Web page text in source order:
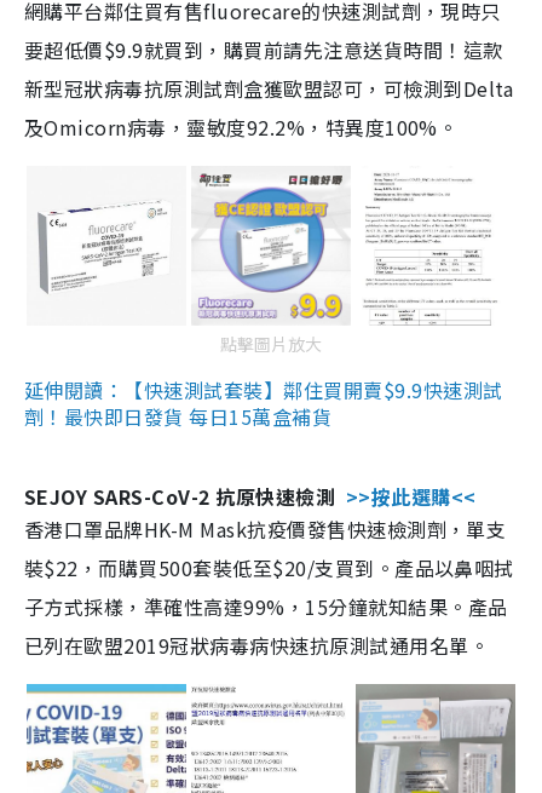
網購平台鄰住買有售fluorecare的快速測試劑，現時只
要超低價$9.9就買到，購買前請先注意送貨時間！這款
新型冠狀病毒抗原測試劑盒獲歐盟認可，可檢測到Delta
及Omicorn病毒，靈敏度92.2%，特異度100%。
點擊圖片放大
延伸閱讀：【快速測試套裝】鄰住買開賣$9.9快速測試
劑！最快即日發貨 每日15萬盒補貨
SEJOY SARS-CoV-2 抗原快速檢測 >>按此選購<<
香港口罩品牌HK-M Mask抗疫價發售快速檢測劑，單支
裝$22，而購買500套裝低至$20/支買到。產品以鼻咽拭
子方式採樣，準確性高達99%，15分鐘就知結果。產品
已列在歐盟2019冠狀病毒病快速抗原測試通用名單。